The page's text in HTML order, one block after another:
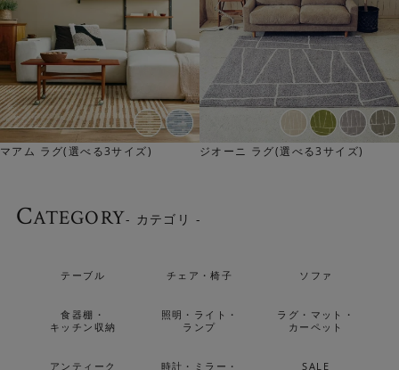
マアム ラグ(選べる3サイズ) ジオーニ ラグ(選べる3サイズ)
CATEGORY- カテゴリ -
テーブル チェア・椅子 ソファ
食器棚・
キッチン収納
照明・ライト・
ランプ
ラグ・マット・
カーペット
アンティーク
時計・ミラー・
SALE